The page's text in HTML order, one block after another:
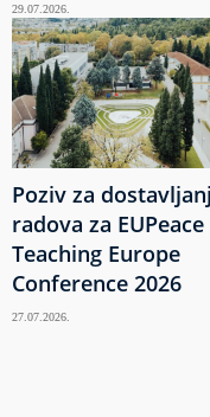
29.07.2026.
Poziv za
radova za EUPeace
Teaching Europe
Conference 2026
27.07.2026.